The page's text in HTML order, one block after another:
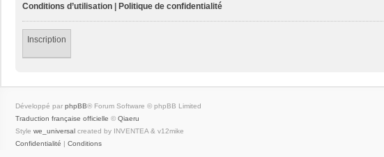
Conditions d’utilisation | Politique de confidentialité
Inscription
Développé par phpBB® Forum Software © phpBB Limited
Traduction française officielle © Qiaeru
Style we_universal created by INVENTEA & v12mike
Confidentialité | Conditions